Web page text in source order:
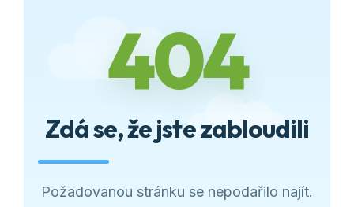
404
Zdá se, že jste zabloudili
Požadovanou stránku se nepodařilo najít.